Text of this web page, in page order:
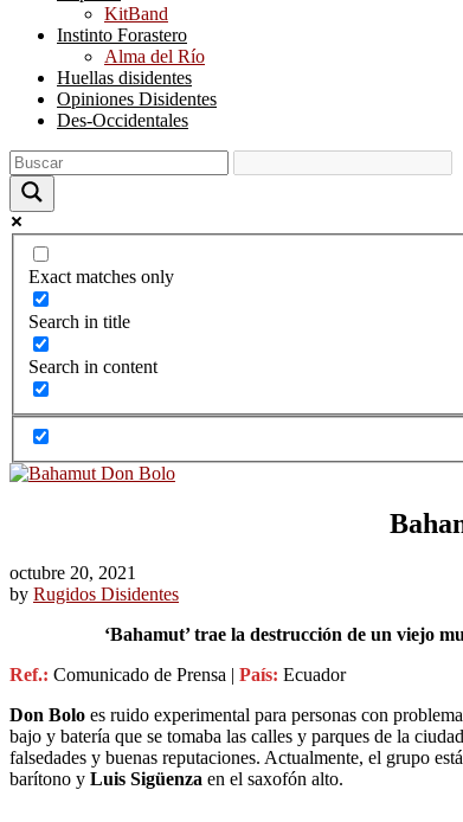
KitBand
Instinto Forastero
Alma del Río
Huellas disidentes
Opiniones Disidentes
Des-Occidentales
Exact matches only
Search in title
Search in content
octubre 20, 2021
by Rugidos Disidentes
‘Bahamut’ trae la destrucción de un viejo
Ref.: Comunicado de Prensa | País: Ecuador
Don Bolo es ruido experimental para personas con
bajo y batería que se tomaba las calles y parques de la
falsedades y buenas reputaciones. Actualmente, el grupo
barítono y Luis Sigüenza en el saxofón alto.